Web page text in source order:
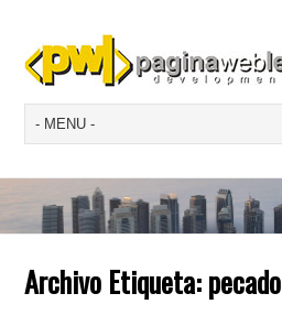
Archivo Etiqueta:pecado